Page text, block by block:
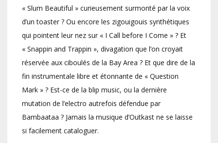
« Slum Beautiful » curieusement surmonté par la voix
d’un toaster ? Ou encore les zigouigouis synthétiques
qui pointent leur nez sur « I Call before I Come » ? Et
« Snappin and Trappin », divagation que l’on croyait
réservée aux ciboulés de la Bay Area ? Et que dire de la
fin instrumentale libre et étonnante de « Question
Mark » ? Est-ce de la blip music, ou la dernière
mutation de l’electro autrefois défendue par
Bambaataa ? Jamais la musique d’Outkast ne se laisse
si facilement cataloguer.